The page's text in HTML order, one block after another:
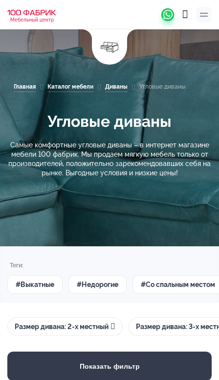
Мебельный центр
Главная Каталог мебели Диваны Угловые диваны
Угловые диваны
Самые комфортные угловые диваны – в интернет магазине
мебели 100 фабрик. Мы продаем мягкую мебель только от
производителей, положительно зарекомендовавших себя на
рынке. Выгодные условия и низкие цены!
Теги:
#Выкатные #Недорогие #Со спальным местом
Размер дивана: 2-х местный Размер дивана: 3-х
Показать фильтр